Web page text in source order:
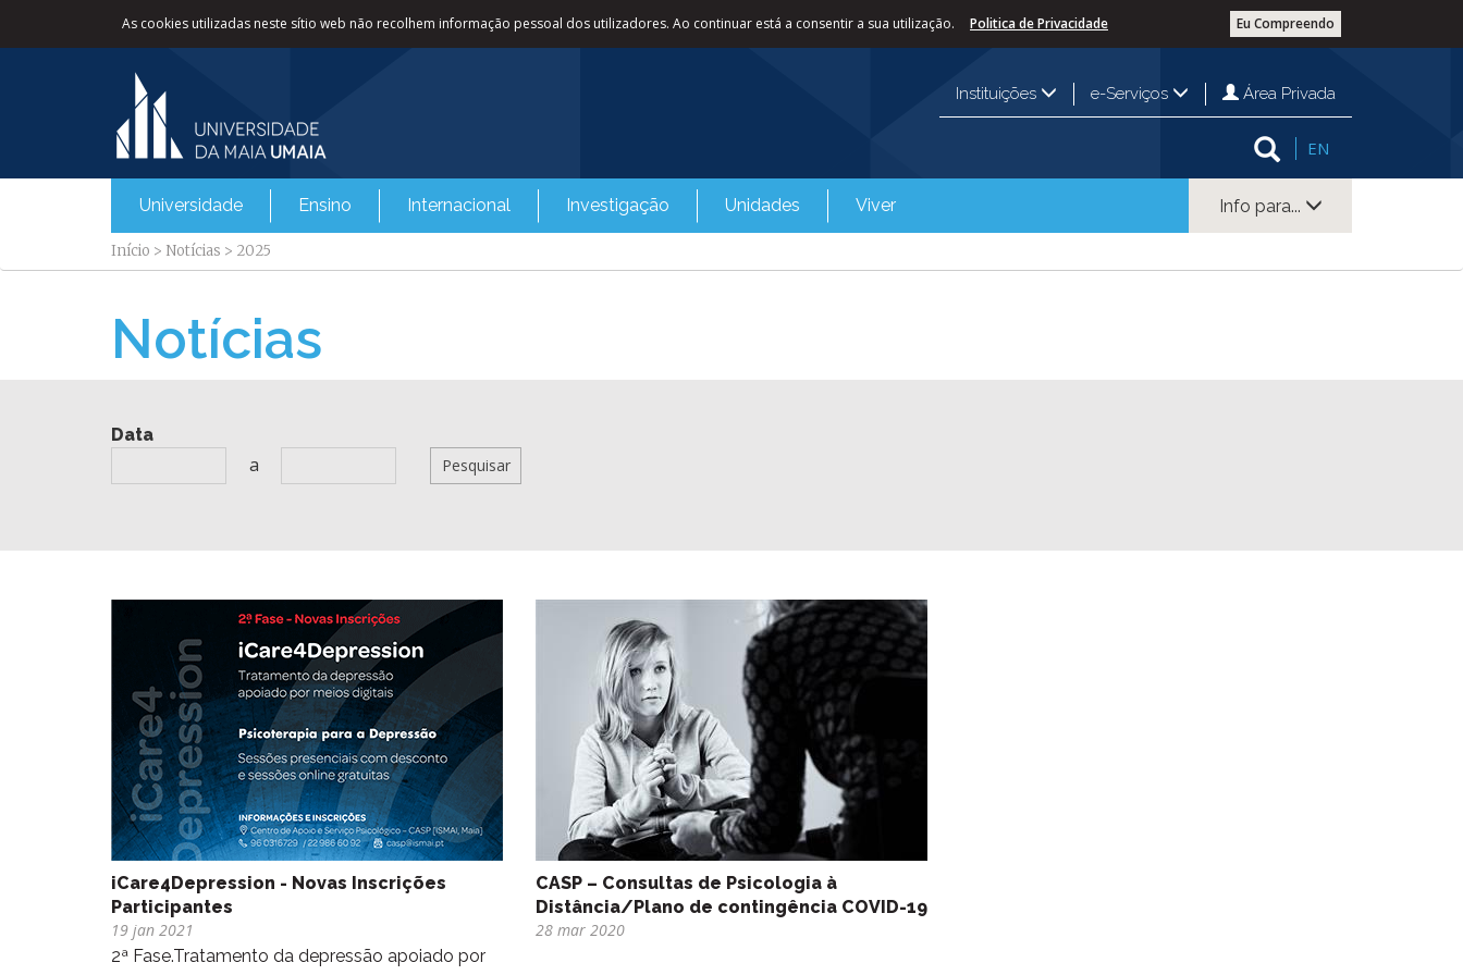
As cookies utilizadas neste sítio web não recolhem informação pessoal dos utilizadores. Ao continuar está a consentir a sua utilização. Eu Compreendo
Politica de Privacidade
Instituições e-Serviços Área Privada
EN
Universidade Ensino Internacional Investigação Unidades Viver Info para...
Início > Notícias > 2025
Notícias
Data
a
iCare4Depression - Novas Inscrições
Participantes
19 jan 2021
2ª Fase.Tratamento da depressão apoiado por
CASP – Consultas de Psicologia à
Distância/Plano de contingência COVID-19
28 mar 2020